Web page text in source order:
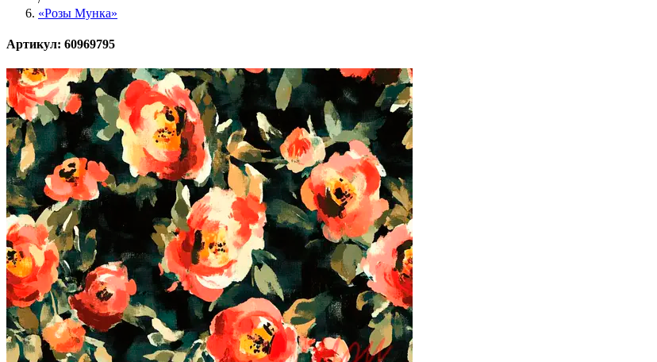
«Розы Мунка»
Артикул: 60969795